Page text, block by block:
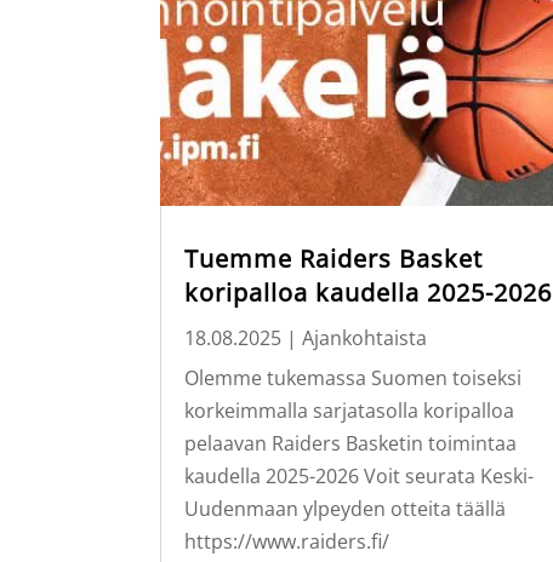
Tuemme Raiders Basket
koripalloa kaudella 2025-2026
18.08.2025 | Ajankohtaista
Olemme tukemassa Suomen toiseksi
korkeimmalla sarjatasolla koripalloa
pelaavan Raiders Basketin toimintaa
kaudella 2025-2026 Voit seurata Keski-
Uudenmaan ylpeyden otteita täällä
https://www.raiders.fi/